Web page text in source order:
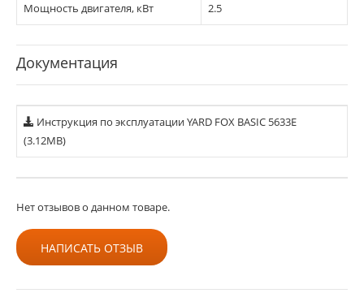
Мощность двигателя, кВт 2.5
Документация
Инструкция по эксплуатации YARD FOX BASIC 5633Е
(3.12MB)
Нет отзывов о данном товаре.
НАПИСАТЬ ОТЗЫВ